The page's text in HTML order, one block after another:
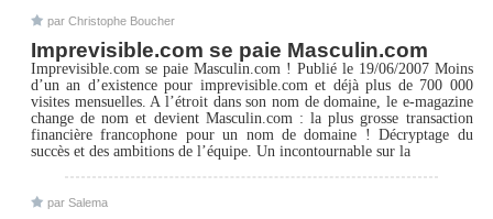
par Christophe Boucher
Imprevisible.com se paie Masculin.com
Imprevisible.com se paie Masculin.com ! Publié le 19/06/2007 Moins
d’un an d’existence pour imprevisible.com et déjà plus de 700 000
visites mensuelles. A l’étroit dans son nom de domaine, le e-magazine
change de nom et devient Masculin.com : la plus grosse transaction
financière francophone pour un nom de domaine ! Décryptage du
succès et des ambitions de l’équipe. Un incontournable sur la
par Salema